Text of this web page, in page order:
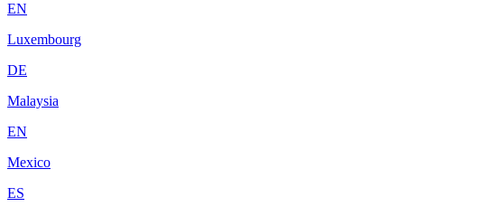
EN
Luxembourg
DE
Malaysia
EN
Mexico
ES